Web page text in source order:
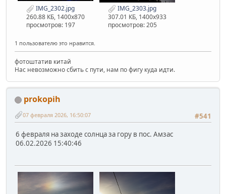
IMG_2302.jpg
260.88 КБ, 1400x870
просмотров: 197
IMG_2303.jpg
307.01 КБ, 1400x933
просмотров: 205
1 пользователю это нравится.
фотоштатив китай
Нас невозможно сбить с пути, нам по фигу куда идти.
prokopih
#541
07 февраля 2026, 16:50:07
6 февраля на заходе солнца за гору в пос. Амзас
06.02.2026 15:40:46